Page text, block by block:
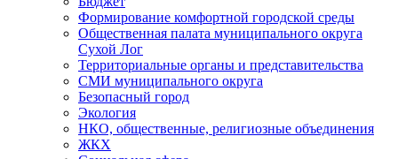
Формирование комфортной городской среды
Общественная палата муниципального округа
Сухой Лог
Территориальные органы и представительства
СМИ муниципального округа
Безопасный город
Экология
НКО, общественные, религиозные объединения
ЖКХ